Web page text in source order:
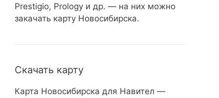
Prestigio, Prology и др. — на них можно
закачать карту Новосибирска.
Скачать карту
Карта Новосибирска для Навител —